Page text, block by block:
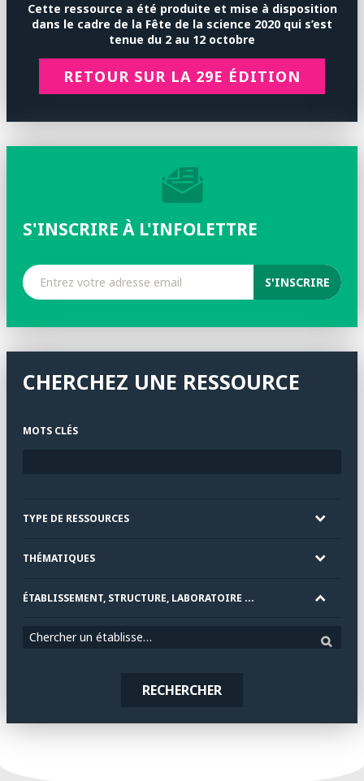
Cette ressource a été produite et mise à disposition
dans le cadre de la Fête de la science 2020 qui s’est
tenue du 2 au 12 octobre
RETOUR SUR LA 29E ÉDITION
S'INSCRIRE À L'INFOLETTRE
CHERCHEZ UNE RESSOURCE
MOTS CLÉS
TYPE DE RESSOURCES
THÉMATIQUES
ÉTABLISSEMENT, STRUCTURE, LABORATOIRE ...
Chercher un établissement
RECHERCHER